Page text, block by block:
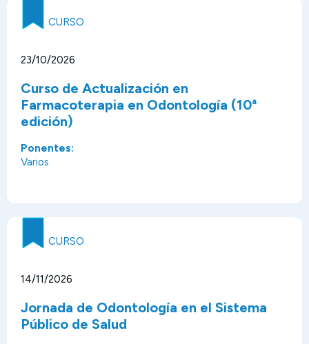
CURSO
23/10/2026
Curso de Actualización en
Farmacoterapia en Odontología (10ª
edición)
Ponentes:
Varios
CURSO
14/11/2026
Jornada de Odontología en el Sistema
Público de Salud